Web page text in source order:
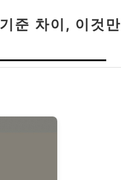
준 차이, 이것만